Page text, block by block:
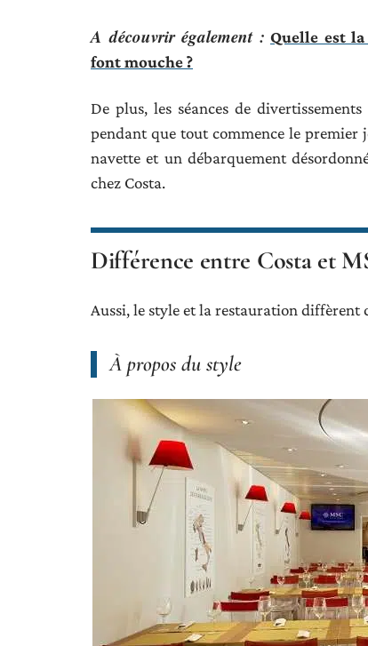
A découvrir également : Quelle est
font mouche ?
De plus, les séances de
pendant que tout commence le premier
navette et un débarquement
chez Costa.
Différence entre Costa et
Aussi, le style et la restauration diffèrent
À propos du style